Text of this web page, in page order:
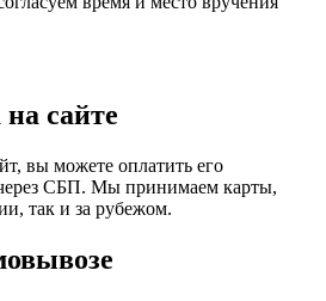
сайте
вы можете оплатить его
СБП. Мы принимаем карты,
так и за рубежом.